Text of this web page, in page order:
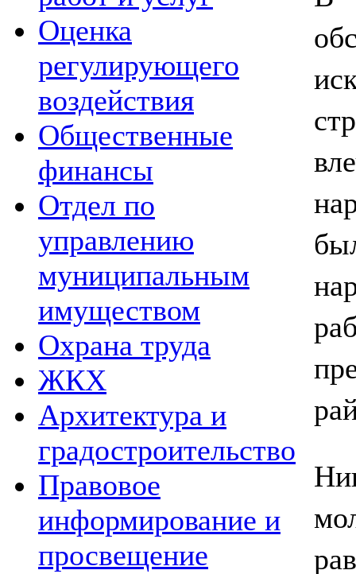
Оценка
регулирующего
воздействия
Общественные
финансы
Отдел по
управлению
муниципальным
имуществом
Охрана труда
ЖКХ
Архитектура и
градостроительство
Правовое
информирование и
просвещение